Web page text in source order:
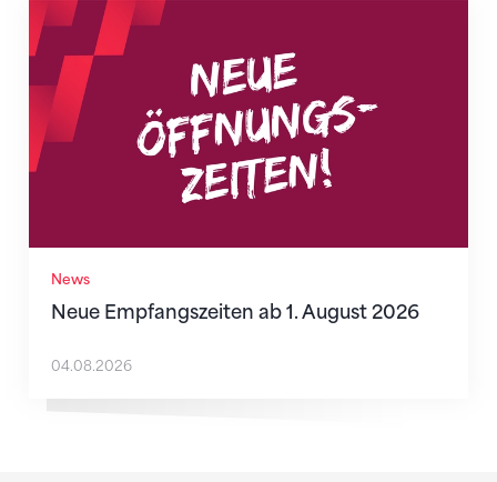
News
Neue Empfangszeiten ab 1. August 2026
Neue Empfangszeiten ab 1. August 2026
04.08.2026